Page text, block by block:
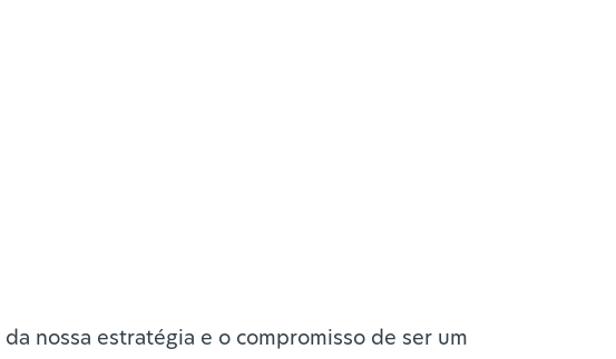
nossa estratégia e o compromisso de ser um